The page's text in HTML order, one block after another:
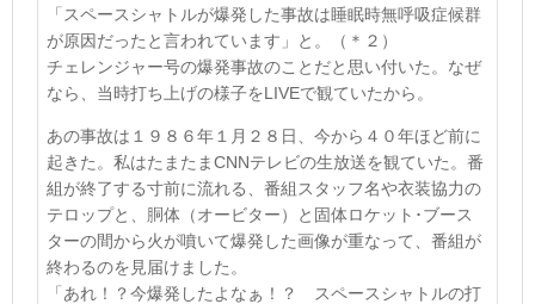
「スペースシャトルが爆発した事故は睡眠時無呼吸症候群
が原因だったと言われています」と。
（＊２）
チェレンジャー号の爆発事故のことだと思い付いた。なぜ
なら、当時打ち上げの様子をLIVEで観ていたから。
あの事故は１９８６年１月２８日、今から４０年ほど前に
起きた。私はたまたまCNNテレビの生放送を観ていた。番
組が終了する寸前に流れる、番組スタッフ名や衣装協力の
テロップと、胴体（オービター）と固体ロケット･ブース
ターの間から火が噴いて爆発した画像が重なって、番組が
終わるのを見届けました。
「あれ！？今爆発したよなぁ！？ スペースシャトルの打